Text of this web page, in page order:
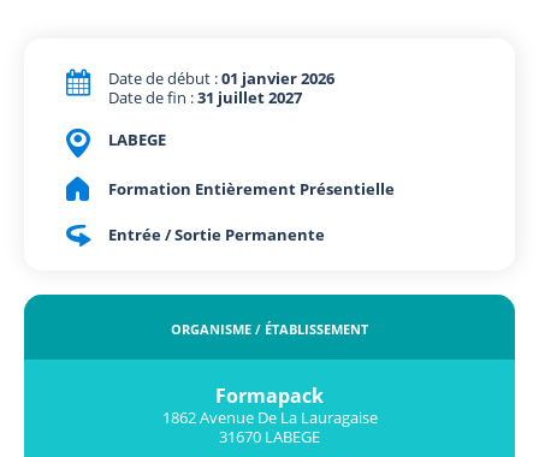
Date de début :01 janvier 2026
Date de fin :31 juillet 2027
LABEGE
Formation Entièrement Présentielle
Entrée / Sortie Permanente
ORGANISME / ÉTABLISSEMENT
Formapack
1862 Avenue De La Lauragaise
31670 LABEGE